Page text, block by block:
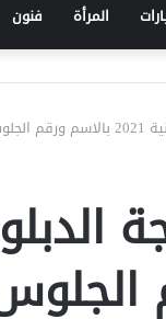
المرأة فنون